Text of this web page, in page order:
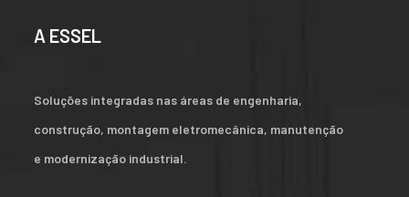
A ESSEL
Soluções integradas nas áreas de engenharia,
construção, montagem eletromecânica, manutenção
e modernização industrial.